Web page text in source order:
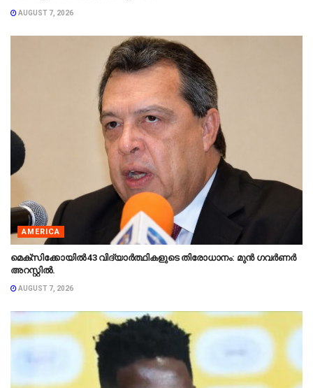
AUGUST 7, 2026
AMERICA
മെക്‌സിക്കോയിൽ 43 വിദ്യാർത്ഥികളുടെ തിരോധാനം: മുൻ ഗവർണർ
അറസ്റ്റിൽ.
AUGUST 7, 2026